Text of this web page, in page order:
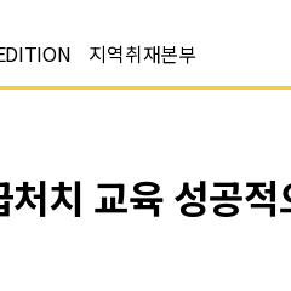
지역취재본부
치 교육 성공적